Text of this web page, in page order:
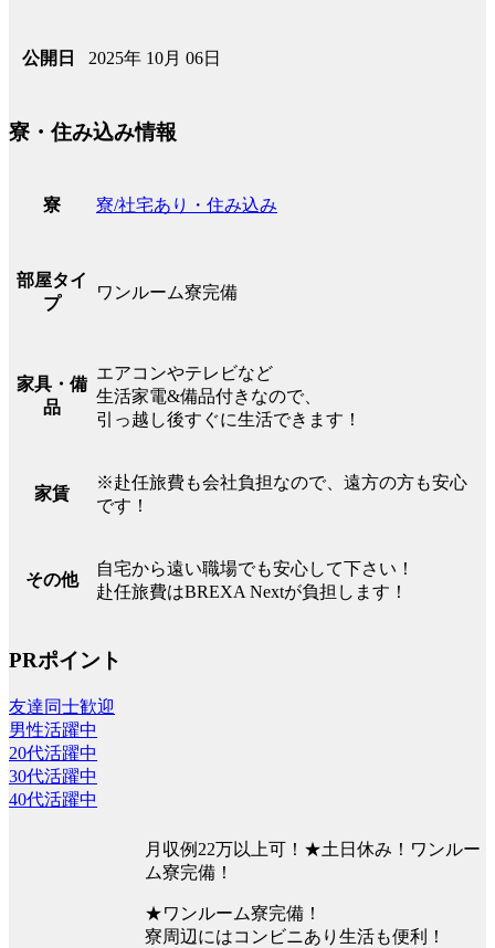
公開日 2025年 10月 06日
寮・住み込み情報
寮 寮/社宅あり・住み込み
部屋タイ
プ
ワンルーム寮完備
家具・備
品
エアコンやテレビなど
生活家電&備品付きなので、
引っ越し後すぐに生活できます！
家賃
※赴任旅費も会社負担なので、遠方の方も安心
です！
その他
自宅から遠い職場でも安心して下さい！
赴任旅費はBREXA Nextが負担します！
PRポイント
友達同士歓迎
男性活躍中
20代活躍中
30代活躍中
40代活躍中
月収例22万以上可！★土日休み！ワンルー
ム寮完備！
★ワンルーム寮完備！
寮周辺にはコンビニあり生活も便利！